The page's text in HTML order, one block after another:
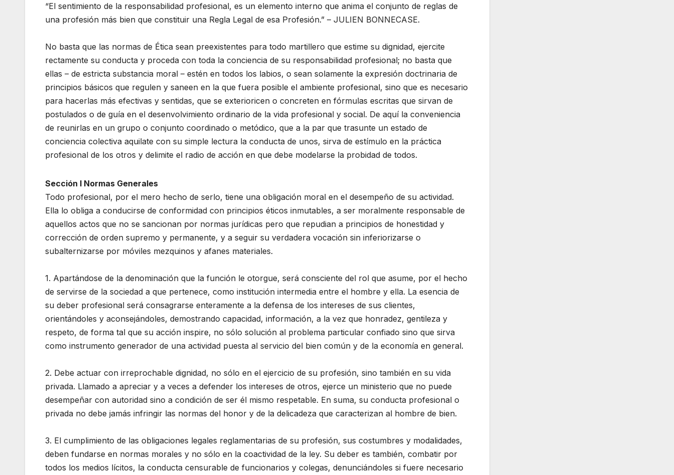
“El sentimiento de la responsabilidad profesional, es un elemento interno que anima el conjunto de reglas de
una profesión más bien que constituir una Regla Legal de esa Profesión.” – JULIEN BONNECASE.
No basta que las normas de Ética sean preexistentes para todo martillero que estime su dignidad, ejercite
rectamente su conducta y proceda con toda la conciencia de su responsabilidad profesional; no basta que
ellas – de estricta substancia moral – estén en todos los labios, o sean solamente la expresión doctrinaria de
principios básicos que regulen y saneen en la que fuera posible el ambiente profesional, sino que es necesario
para hacerlas más efectivas y sentidas, que se exterioricen o concreten en fórmulas escritas que sirvan de
postulados o de guía en el desenvolvimiento ordinario de la vida profesional y social. De aquí la conveniencia
de reunirlas en un grupo o conjunto coordinado o metódico, que a la par que trasunte un estado de
conciencia colectiva aquilate con su simple lectura la conducta de unos, sirva de estímulo en la práctica
profesional de los otros y delimite el radio de acción en que debe modelarse la probidad de todos.
Sección I Normas Generales
Todo profesional, por el mero hecho de serlo, tiene una obligación moral en el desempeño de su actividad.
Ella lo obliga a conducirse de conformidad con principios éticos inmutables, a ser moralmente responsable de
aquellos actos que no se sancionan por normas jurídicas pero que repudian a principios de honestidad y
corrección de orden supremo y permanente, y a seguir su verdadera vocación sin inferiorizarse o
subalternizarse por móviles mezquinos y afanes materiales.
1. Apartándose de la denominación que la función le otorgue, será consciente del rol que asume, por el hecho
de servirse de la sociedad a que pertenece, como institución intermedia entre el hombre y ella. La esencia de
su deber profesional será consagrarse enteramente a la defensa de los intereses de sus clientes,
orientándoles y aconsejándoles, demostrando capacidad, información, a la vez que honradez, gentileza y
respeto, de forma tal que su acción inspire, no sólo solución al problema particular confiado sino que sirva
como instrumento generador de una actividad puesta al servicio del bien común y de la economía en general.
2. Debe actuar con irreprochable dignidad, no sólo en el ejercicio de su profesión, sino también en su vida
privada. Llamado a apreciar y a veces a defender los intereses de otros, ejerce un ministerio que no puede
desempeñar con autoridad sino a condición de ser él mismo respetable. En suma, su conducta profesional o
privada no debe jamás infringir las normas del honor y de la delicadeza que caracterizan al hombre de bien.
3. El cumplimiento de las obligaciones legales reglamentarias de su profesión, sus costumbres y modalidades,
deben fundarse en normas morales y no sólo en la coactividad de la ley. Su deber es también, combatir por
todos los medios lícitos, la conducta censurable de funcionarios y colegas, denunciándoles si fuere necesario